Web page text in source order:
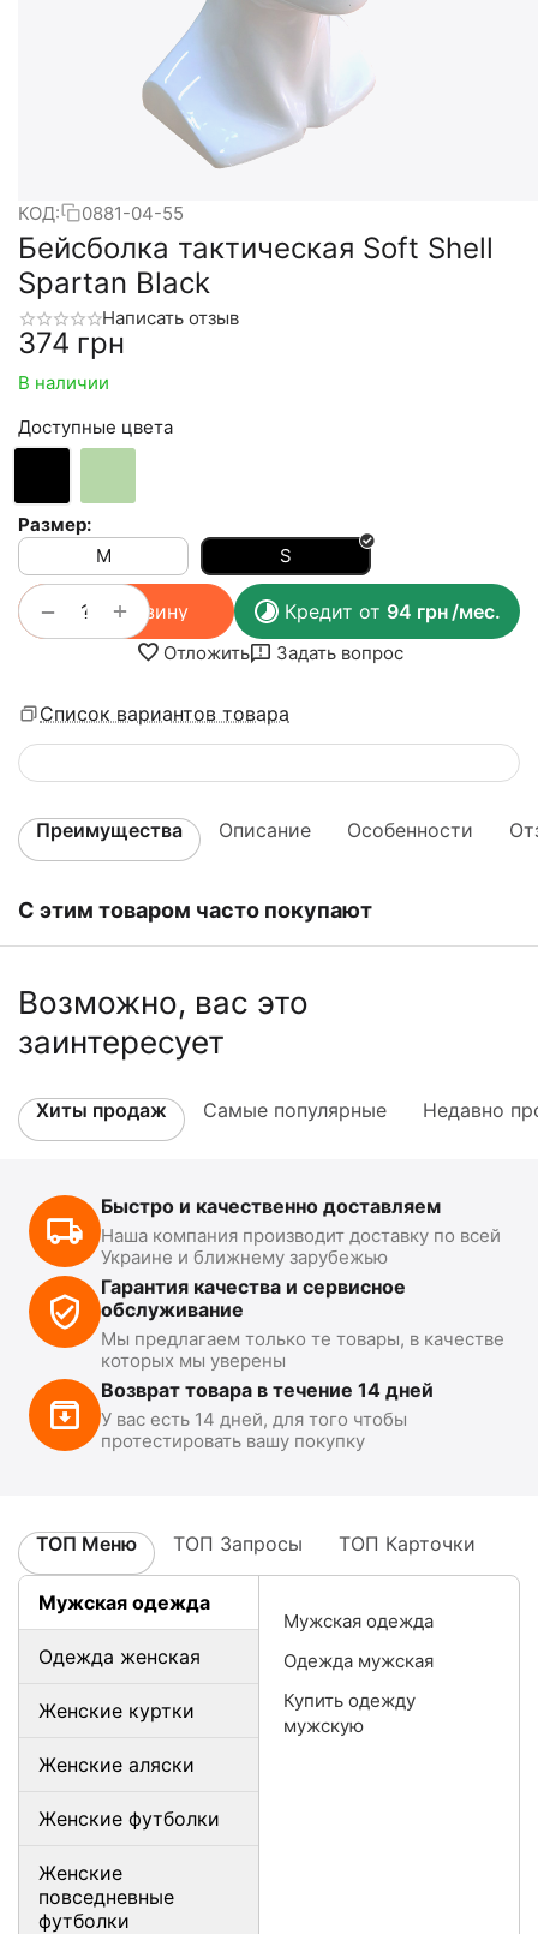
КОД: 0881-04-55
Бейсболка тактическая Soft Shell
Spartan Black
Написать отзыв
‍374‍ грн
В наличии
Доступные цвета
Размер:
M
S
+
− В корзину Кредит от 94 грн/мес.
Отложить Задать вопрос
Список вариантов товара
Преимущества Описание Особенности
С этим товаром часто покупают
Возможно, вас это
заинтересует
Хиты продаж Самые популярные Недавно
Быстро и качественно доставляем
Наша компания производит доставку по всей
Украине и ближнему зарубежью
Гарантия качества и сервисное
обслуживание
Мы предлагаем только те товары, в качестве
которых мы уверены
Возврат товара в течение 14 дней
У вас есть 14 дней, для того чтобы
протестировать вашу покупку
ТОП Меню ТОП Запросы ТОП Карточки
Мужская одежда
Одежда женская
Женские куртки
Женские аляски
Женские футболки
Женские
повседневные
футболки
Мужская одежда
Одежда мужская
Купить одежду
мужскую